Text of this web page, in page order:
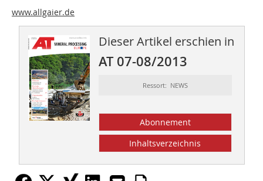
www.allgaier.de
Dieser Artikel erschien in
AT 07-08/2013
Ressort: NEWS
Abonnement
Inhaltsverzeichnis